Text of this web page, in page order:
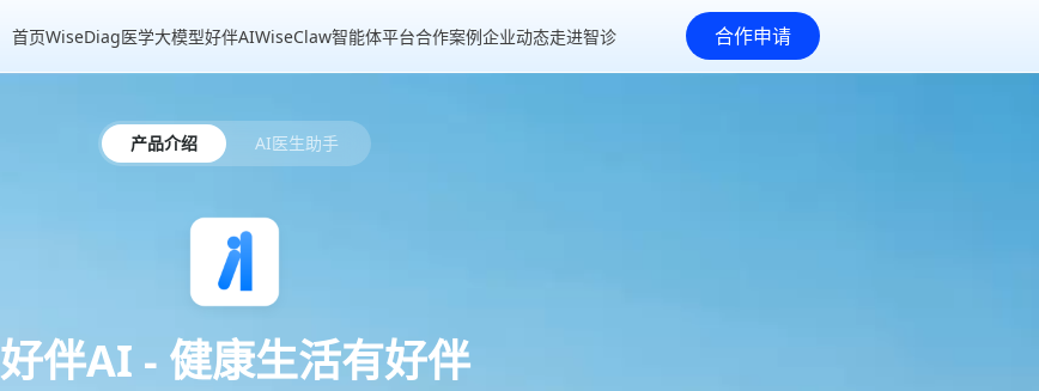
首页WiseDiag医学大模型好伴AIWiseClaw智能体平台合作案例企业动态走进智诊 合作申请
产品介绍 AI医生助手
好伴AI - 健康生活有好伴